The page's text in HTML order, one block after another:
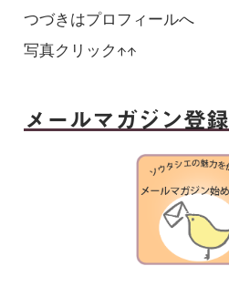
つづきはプロフィールへ
写真クリック↑↑
メールマガジン登録